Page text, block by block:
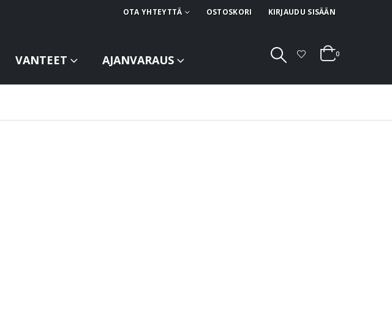
OTA YHTEYTTÄ OSTOSKORI KIRJAUDU SISÄÄN
VANTEET AJANVARAUS 0